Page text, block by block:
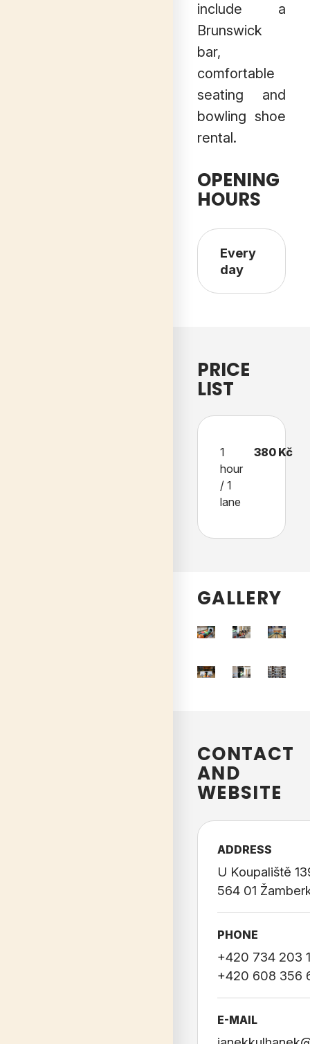
include a
Brunswick
bar,
comfortable
seating and
bowling shoe
rental.
OPENING
HOURS
Every
day
PRICE
LIST
1
hour
/ 1
lane
380 Kč
GALLERY
CONTACT
AND
WEBSITE
ADDRESS
U Koupaliště
564 01
PHONE
+420 734 203
+420 608 356
E-MAIL